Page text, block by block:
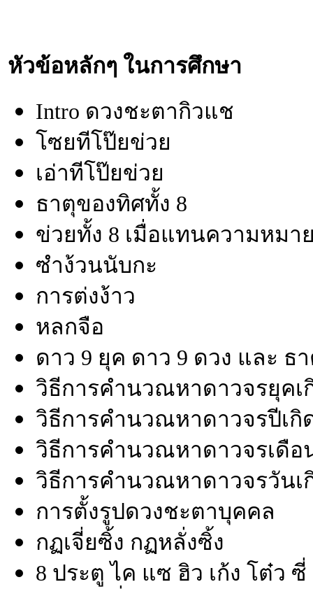
หัวข้อหลักๆ ในการศึกษา
Intro ดวงชะตากิวแช
โซยทีโป๊ยข่วย
เอ่าทีโป๊ยข่วย
ธาตุของทิศทั้ง 8
ข่วยทั้ง 8 เมื่อแทนความหมา
ซำง้วนนับกะ
การต่งง้าว
หลกจือ
ดาว 9 ยุค ดาว 9 ดวง และ ธ
วิธีการคำนวณหาดาวจรยุค
วิธีการคำนวณหาดาวจรปีเ
วิธีการคำนวณหาดาวจรเดือ
วิธีการคำนวณหาดาวจรวัน
การตั้งรูปดวงชะตาบุคคล
กฏเจี่ยซิ้ง กฏหลั่งซิ้ง
8 ประตู ไค แซ ฮิว เก้ง โต๋ว